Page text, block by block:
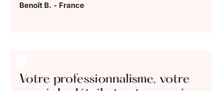
Benoît B. - France
Votre professionnalisme, votre